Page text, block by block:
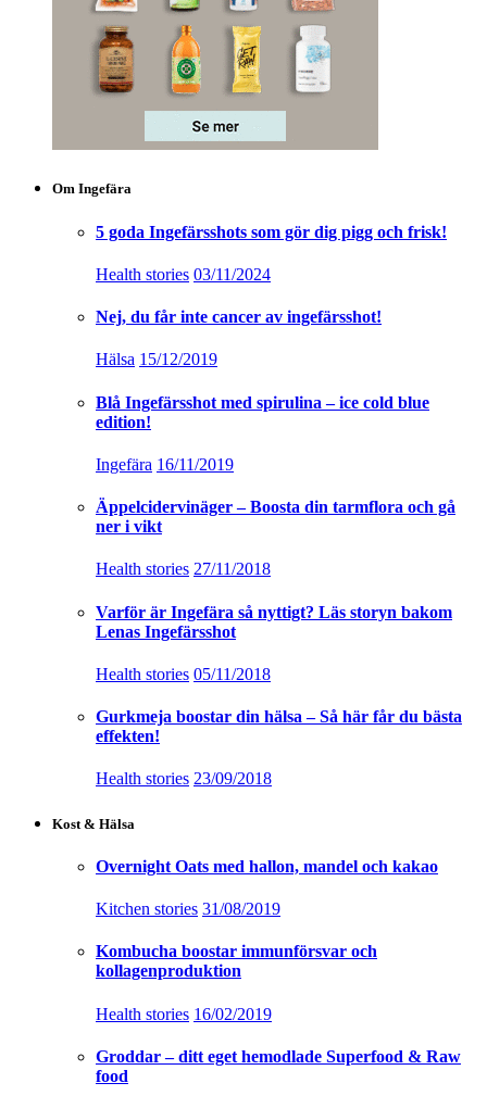
Om Ingefära
5 goda Ingefärsshots som gör dig pigg och frisk!
Health stories 03/11/2024
Nej, du får inte cancer av ingefärsshot!
Hälsa 15/12/2019
Blå Ingefärsshot med spirulina – ice cold blue
edition!
Ingefära 16/11/2019
Äppelcidervinäger – Boosta din tarmflora och gå
ner i vikt
Health stories 27/11/2018
Varför är Ingefära så nyttigt? Läs storyn bakom
Lenas Ingefärsshot
Health stories 05/11/2018
Gurkmeja boostar din hälsa – Så här får du bästa
effekten!
Health stories 23/09/2018
Kost & Hälsa
Overnight Oats med hallon, mandel och kakao
Kitchen stories 31/08/2019
Kombucha boostar immunförsvar och
kollagenproduktion
Health stories 16/02/2019
Groddar – ditt eget hemodlade Superfood & Raw
food